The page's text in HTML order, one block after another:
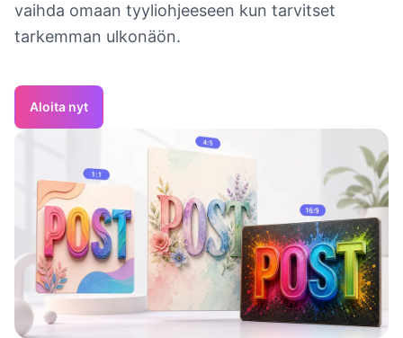
vaihda omaan tyyliohjeeseen kun tarvitset
tarkemman ulkonäön.
Aloita nyt